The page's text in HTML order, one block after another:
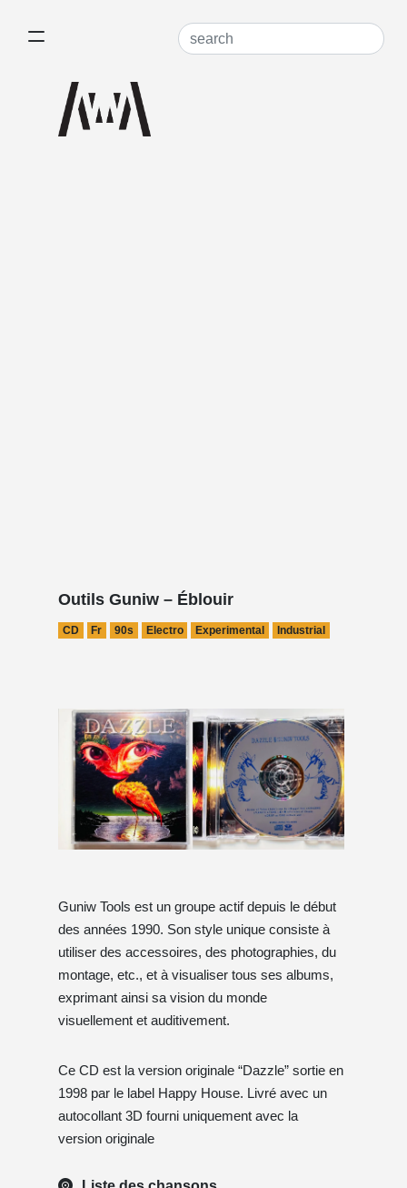
Outils Guniw – Éblouir
CD Fr 90s Electro Experimental Industrial
Guniw Tools est un groupe actif depuis le début
des années 1990. Son style unique consiste à
utiliser des accessoires, des photographies, du
montage, etc., et à visualiser tous ses albums,
exprimant ainsi sa vision du monde
visuellement et auditivement.
Ce CD est la version originale “Dazzle” sortie en
1998 par le label Happy House. Livré avec un
autocollant 3D fourni uniquement avec la
version originale